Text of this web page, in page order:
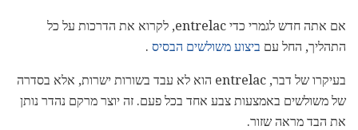
אם אתה חדש לגמרי כדי entrelac, לקרוא את הדרכות על כל
התהליך, החל עם ביצוע משולשים הבסיס .
בעיקרו של דבר, entrelac הוא לא עבד בשורות ישרות, אלא בסדרה
של משולשים באמצעות צבע אחד בכל פעם. זה יוצר מרקם נהדר נותן
את הבד מראה שזור.